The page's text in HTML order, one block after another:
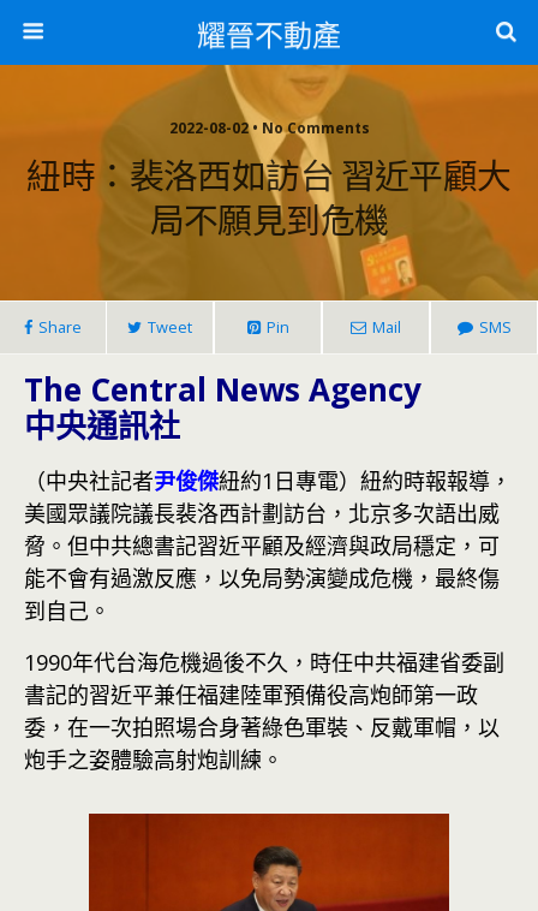
耀晉不動產
2022-08-02 • No Comments
紐時：裴洛西如訪台 習近平顧大
局不願見到危機
Share Tweet Pin Mail SMS
The Central News Agency
中央通訊社
（中央社記者尹俊傑紐約1日專電）紐約時報報導，
美國眾議院議長裴洛西計劃訪台，北京多次語出威
脅。但中共總書記習近平顧及經濟與政局穩定，可
能不會有過激反應，以免局勢演變成危機，最終傷
到自己。
1990年代台海危機過後不久，時任中共福建省委副
書記的習近平兼任福建陸軍預備役高炮師第一政
委，在一次拍照場合身著綠色軍裝、反戴軍帽，以
炮手之姿體驗高射炮訓練。